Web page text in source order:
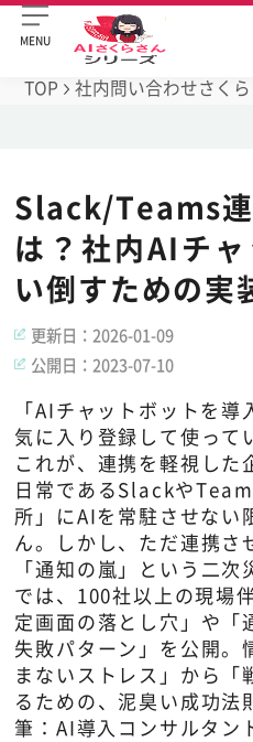
MENU
TOP 社内問い合わせさく
Slack/Teams
は？社内AIチ
い倒すための実
更新日：2026-01-09
公開日：2023-07-10
「AIチャットボットを
気に入り登録して使っ
これが、連携を軽視した
日常であるSlackや
所」にAIを常駐させない
ん。しかし、ただ連携さ
「通知の嵐」という二
では、100社以上の現場
定画面の落とし穴」や「
失敗パターン」を公開。
まないストレス」から「
るための、泥臭い成功法
筆：AI導入コンサルタン